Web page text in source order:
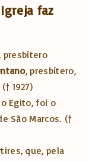
faz
presbítero
, presbítero,
(† 1927)
Egito, foi o
São Marcos. (†
que, pela